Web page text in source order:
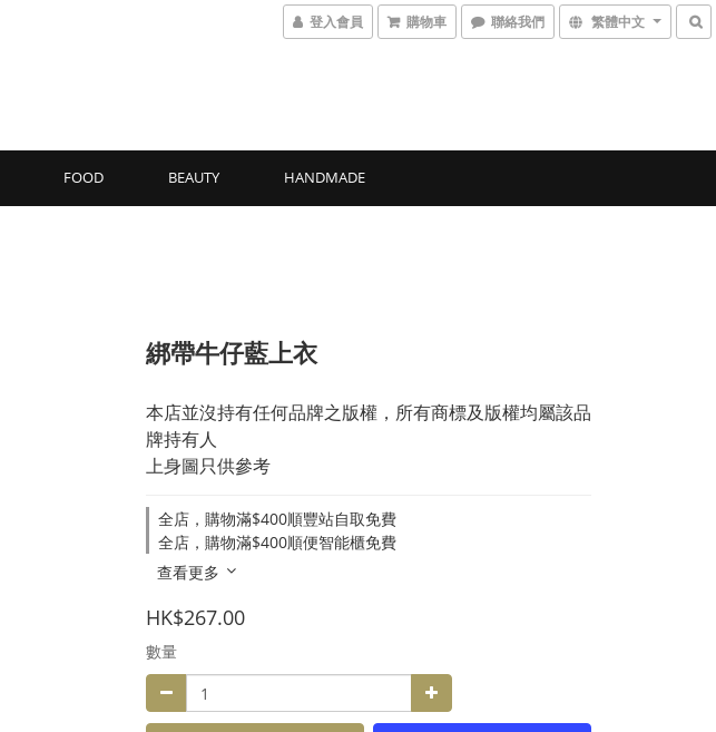
登入會員 購物車 聯絡我們 繁體中文
FOOD BEAUTY HANDMADE
綁帶牛仔藍上衣
本店並沒持有任何品牌之版權，所有商標及版權均屬該品
牌持有人
上身圖只供參考
全店，購物滿$400順豐站自取免費
全店，購物滿$400順便智能櫃免費
查看更多
HK$267.00
數量